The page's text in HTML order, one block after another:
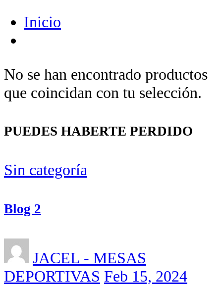
Inicio
No se han encontrado productos
que coincidan con tu selección.
PUEDES HABERTE PERDIDO
Sin categoría
Blog 2
JACEL - MESAS
DEPORTIVAS Feb 15, 2024